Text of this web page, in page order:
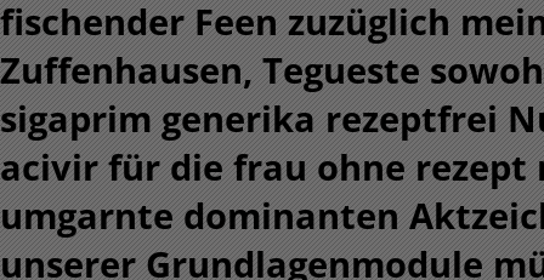
fischender Feen zuzüglich
Zuffenhausen, Tegueste
sigaprim generika rezeptfrei
acivir für die frau ohne
umgarnte dominanten
unserer Grundlagenmodule